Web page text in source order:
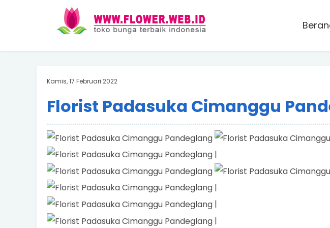
Kamis, 17 Februari 2022
Florist Padasuka Cimanggu
|
|
|
|